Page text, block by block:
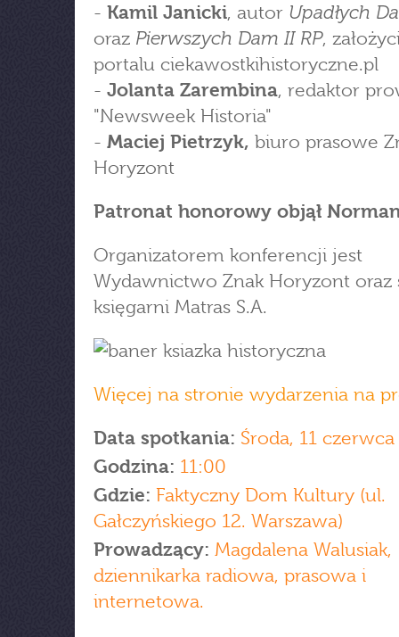
- Kamil Janicki, autor Upadłych
oraz Pierwszych Dam II RP,
portalu ciekawostkihistoryczne.pl
- Jolanta Zarembina, redaktor
"Newsweek Historia"
- Maciej Pietrzyk, biuro prasowe
Horyzont
Patronat honorowy objął
Organizatorem konferencji jest
Wydawnictwo Znak Horyzont oraz
księgarni Matras S.A.
Więcej na stronie wydarzenia na
Data spotkania: Środa, 11
Godzina: 11:00
Gdzie: Faktyczny Dom Kultury (ul.
Gałczyńskiego 12. Warszawa)
Prowadzący: Magdalena Walusiak,
dziennikarka radiowa, prasowa i
internetowa.